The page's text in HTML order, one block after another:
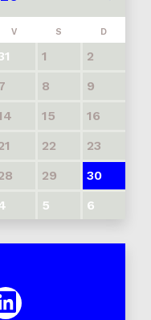
V S D
1
2
8
9
15
16
22
23
29
30
5 6